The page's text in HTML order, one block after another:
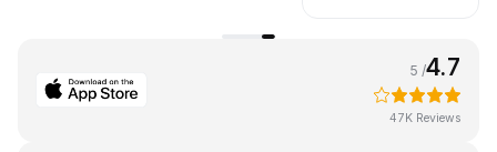
4.7
/ 5
47K Reviews